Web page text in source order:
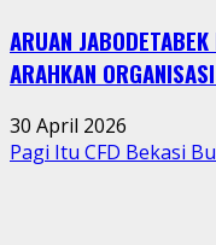
Warga
Jatimurni
di
Tengah
Aktivitas
Perkotaan
ARUAN
ARAHKAN
30 April 2026
Pagi Itu CFD Bekasi